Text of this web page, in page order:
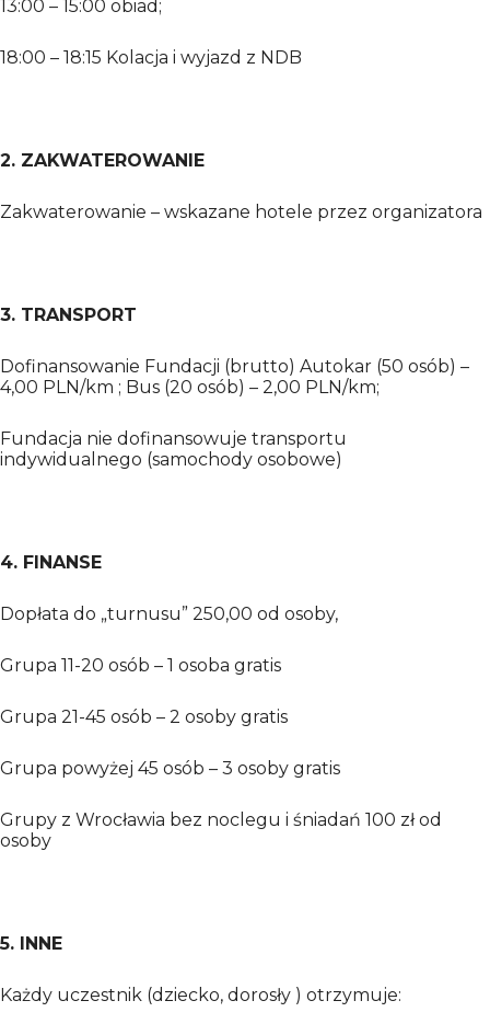
13:00 – 15:00 obiad;
18:00 – 18:15 Kolacja i wyjazd z NDB
2. ZAKWATEROWANIE
Zakwaterowanie – wskazane hotele przez organizatora
3. TRANSPORT
Dofinansowanie Fundacji (brutto) Autokar (50 osób) –
4,00 PLN/km ; Bus (20 osób) – 2,00 PLN/km;
Fundacja nie dofinansowuje transportu
indywidualnego (samochody osobowe)
4. FINANSE
Dopłata do „turnusu” 250,00 od osoby,
Grupa 11-20 osób – 1 osoba gratis
Grupa 21-45 osób – 2 osoby gratis
Grupa powyżej 45 osób – 3 osoby gratis
Grupy z Wrocławia bez noclegu i śniadań 100 zł od
osoby
5. INNE
Każdy uczestnik (dziecko, dorosły ) otrzymuje: